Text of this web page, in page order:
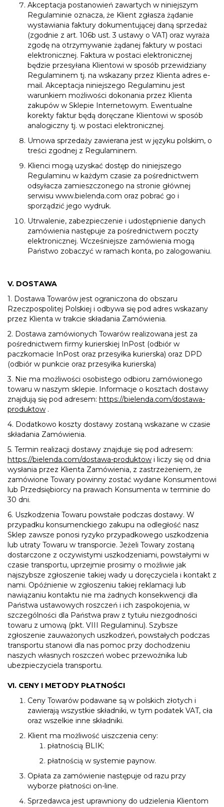
Akceptacja postanowień zawartych w niniejszym
Regulaminie oznacza, że Klient zgłasza żądanie
wystawiania faktury dokumentującej daną sprzedaż
(zgodnie z art. 106b ust. 3 ustawy o VAT) oraz wyraża
zgodę na otrzymywanie żądanej faktury w postaci
elektronicznej. Faktura w postaci elektronicznej
będzie przesyłana Klientowi w sposób przewidziany
Regulaminem tj. na wskazany przez Klienta adres e-
mail. Akceptacja niniejszego Regulaminu jest
warunkiem możliwości dokonania przez Klienta
zakupów w Sklepie Internetowym. Ewentualne
korekty faktur będą doręczane Klientowi w sposób
analogiczny tj. w postaci elektronicznej.
Umowa sprzedaży zawierana jest w języku polskim, o
treści zgodnej z Regulaminem.
Klienci mogą uzyskać dostęp do niniejszego
Regulaminu w każdym czasie za pośrednictwem
odsyłacza zamieszczonego na stronie głównej
serwisu www.bielenda.com oraz pobrać go i
sporządzić jego wydruk.
Utrwalenie, zabezpieczenie i udostępnienie danych
zamówienia następuje za pośrednictwem poczty
elektronicznej. Wcześniejsze zamówienia mogą
Państwo zobaczyć w ramach konta, po zalogowaniu.
V. DOSTAWA
1. Dostawa Towarów jest ograniczona do obszaru
Rzeczpospolitej Polskiej i odbywa się pod adres wskazany
przez Klienta w trakcie składania Zamówienia.
2. Dostawa zamówionych Towarów realizowana jest za
pośrednictwem firmy kurierskiej InPost (odbiór w
paczkomacie InPost oraz przesyłka kurierska) oraz DPD
(odbiór w punkcie oraz przesyłka kurierska)
3. Nie ma możliwości osobistego odbioru zamówionego
towaru w naszym sklepie. Informacje o kosztach dostawy
znajdują się pod adresem: https://bielenda.com/dostawa-
produktow .
4. Dodatkowo koszty dostawy zostaną wskazane w czasie
składania Zamówienia.
5. Termin realizacji dostawy znajduje się pod adresem:
https://bielenda.com/dostawa-produktow i liczy się od dnia
wysłania przez Klienta Zamówienia, z zastrzeżeniem, że
zamówione Towary powinny zostać wydane Konsumentowi
lub Przedsiębiorcy na prawach Konsumenta w terminie do
30 dni.
6. Uszkodzenia Towaru powstałe podczas dostawy. W
przypadku konsumenckiego zakupu na odległość nasz
Sklep zawsze ponosi ryzyko przypadkowego uszkodzenia
lub utraty Towaru w transporcie. Jeżeli Towary zostaną
dostarczone z oczywistymi uszkodzeniami, powstałymi w
czasie transportu, uprzejmie prosimy o możliwie jak
najszybsze zgłoszenie takiej wady u doręczyciela i kontakt z
nami. Opóźnienie w zgłoszeniu takiej reklamacji lub
nawiązaniu kontaktu nie ma żadnych konsekwencji dla
Państwa ustawowych roszczeń i ich zaspokojenia, w
szczególności dla Państwa praw z tytułu niezgodności
towaru z umową (pkt. VIII Regulaminu). Szybsze
zgłoszenie zauważonych uszkodzeń, powstałych podczas
transportu stanowi dla nas pomoc przy dochodzeniu
naszych własnych roszczeń wobec przewoźnika lub
ubezpieczyciela transportu.
VI. CENY I METODY PŁATNOŚCI
Ceny Towarów podawane są w polskich złotych i
zawierają wszystkie składniki, w tym podatek VAT, cła
oraz wszelkie inne składniki.
Klient ma możliwość uiszczenia ceny:
płatnością BLIK;
płatnością w systemie paynow.
Opłata za zamówienie następuje od razu przy
wyborze płatności on-line.
Sprzedawca jest uprawniony do udzielenia Klientom